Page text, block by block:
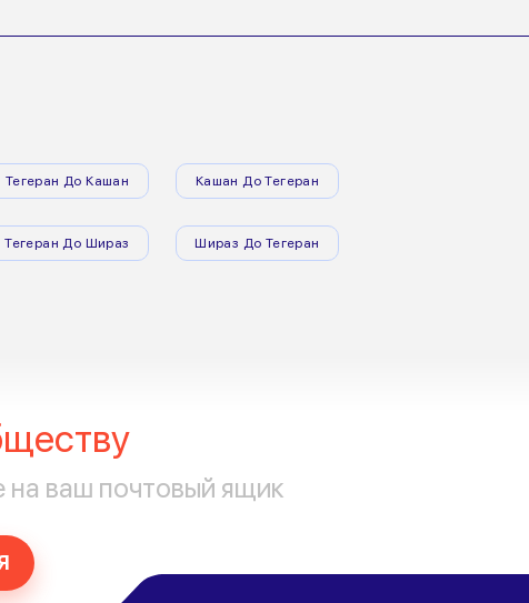
Тегеран До Кашан Кашан До Тегеран
Тегеран До Шираз Шираз До Тегеран
на ваш почтовый ящик